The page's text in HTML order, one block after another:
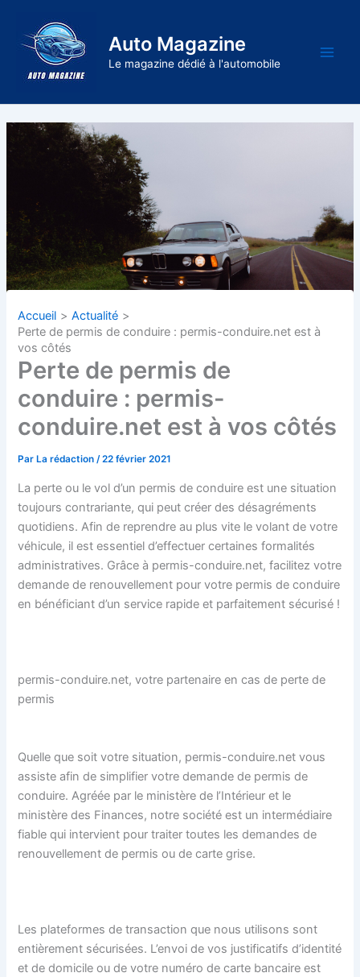
contenu
Auto Magazine
Le magazine dédié à l'automobile
Accueil
Actualité
Perte de permis de conduire : permis-conduire.net est à
vos côtés
Perte de permis de
conduire : permis-
conduire.net est à vos côtés
Par La rédaction/22 février 2021
La perte ou le vol d’un permis de conduire est une situation
toujours contrariante, qui peut créer des désagréments
quotidiens. Afin de reprendre au plus vite le volant de votre
véhicule, il est essentiel d’effectuer certaines formalités
administratives. Grâce à permis-conduire.net, facilitez votre
demande de renouvellement pour votre permis de conduire
en bénéficiant d’un service rapide et parfaitement sécurisé !
permis-conduire.net, votre partenaire en cas de perte de
permis
Quelle que soit votre situation, permis-conduire.net vous
assiste afin de simplifier votre demande de permis de
conduire. Agréée par le ministère de l’Intérieur et le
ministère des Finances, notre société est un intermédiaire
fiable qui intervient pour traiter toutes les demandes de
renouvellement de permis ou de carte grise.
Les plateformes de transaction que nous utilisons sont
entièrement sécurisées. L’envoi de vos justificatifs d’identité
et de domicile ou de votre numéro de carte bancaire est